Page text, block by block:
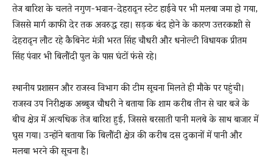
तेज बारिश के चलते नगुण-भवान-देहरादून स्टेट हाईवे पर भी मलबा जमा हो गया,
जिससे मार्ग काफी देर तक अवरुद्ध रहा। सड़क बंद होने के कारण उत्तरकाशी से
देहरादून लौट रहे कैबिनेट मंत्री भरत सिंह चौधरी और धनोल्टी विधायक प्रीतम
सिंह पंवार भी बिलौंदी पुल के पास घंटों फंसे रहे।
स्थानीय प्रशासन और राजस्व विभाग की टीम सूचना मिलते ही मौके पर पहुंची।
राजस्व उप निरीक्षक अब्बुज चौधरी ने बताया कि शाम करीब तीन से चार बजे के
बीच क्षेत्र में अत्यधिक तेज बारिश हुई, जिससे बरसाती पानी मलबे के साथ बाजार में
घुस गया। उन्होंने बताया कि बिलौंदी क्षेत्र की करीब दस दुकानों में पानी और
मलबा भरने की सूचना है।